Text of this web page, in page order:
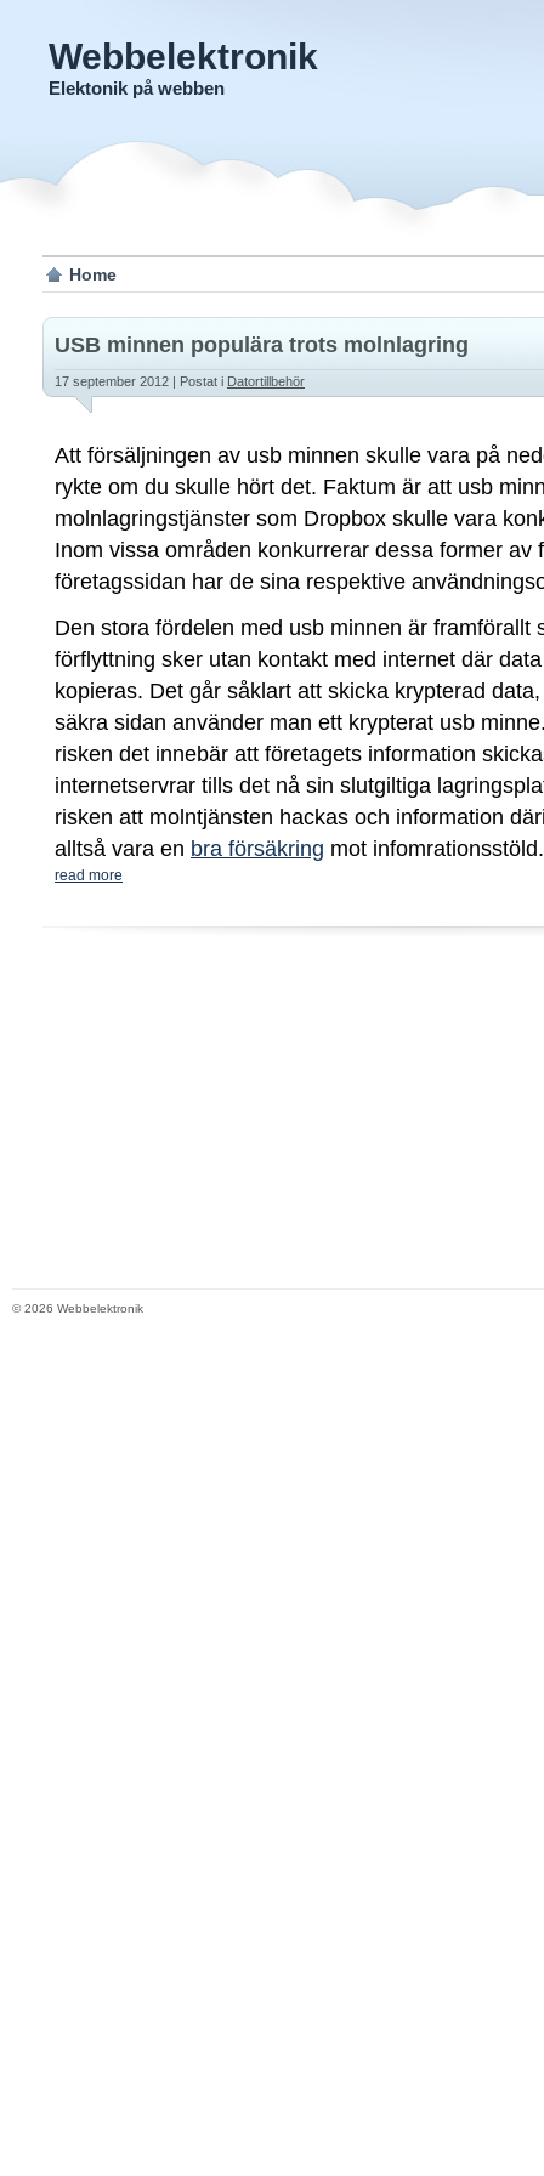
Webbelektronik
Elektonik på webben
Home
USB minnen populära trots molnlagring
17 september 2012 | Postat i Datortillbehör
Att försäljningen av usb minnen skulle vara på
rykte om du skulle hört det. Faktum är att usb
molnlagringstjänster som Dropbox skulle vara
Inom vissa områden konkurrerar dessa former av
företagssidan har de sina respektive
Den stora fördelen med usb minnen är framförallt
förflyttning sker utan kontakt med internet där
kopieras. Det går såklart att skicka krypterad
säkra sidan använder man ett krypterat usb
risken det innebär att företagets information
internetservrar tills det nå sin slutgiltiga
risken att molntjänsten hackas och information
alltså vara en bra försäkring mot infomrationsstöld.
read more
© 2026 Webbelektronik